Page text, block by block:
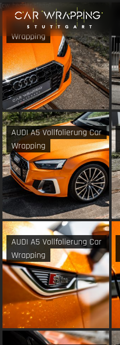
Zum
Inhalt
[cw_header_clean]
AUDI A5 Vollfolierung Car
Wrapping
AUDI A5 Vollfolierung Car
Wrapping
AUDI A5 Vollfolierung Car
Wrapping